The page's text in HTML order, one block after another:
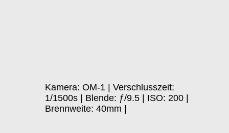
Kamera: OM-1 | Verschlusszeit:
1/1500s | Blende: ƒ/9.5 | ISO: 200 |
Brennweite: 40mm |